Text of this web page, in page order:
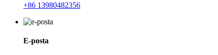
+86 13980482356
E-posta